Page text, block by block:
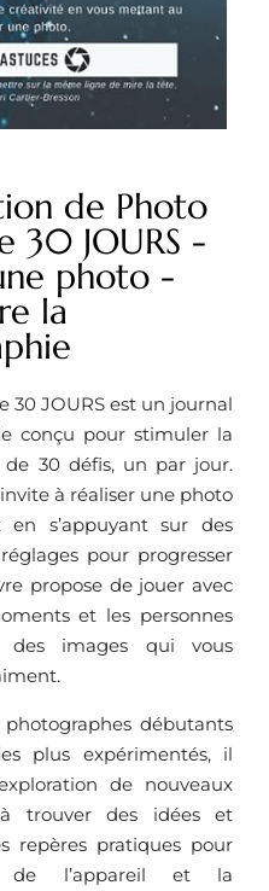
de Photo
30 JOURS -
photo -
la
30 JOURS est un journal
conçu pour stimuler la
30 défis, un par jour.
à réaliser une photo
en s’appuyant sur des
pour progresser
propose de jouer avec
et les personnes
images qui vous
débutants
plus expérimentés, il
de nouveaux
trouver des idées et
repères pratiques pour
de l’appareil et la